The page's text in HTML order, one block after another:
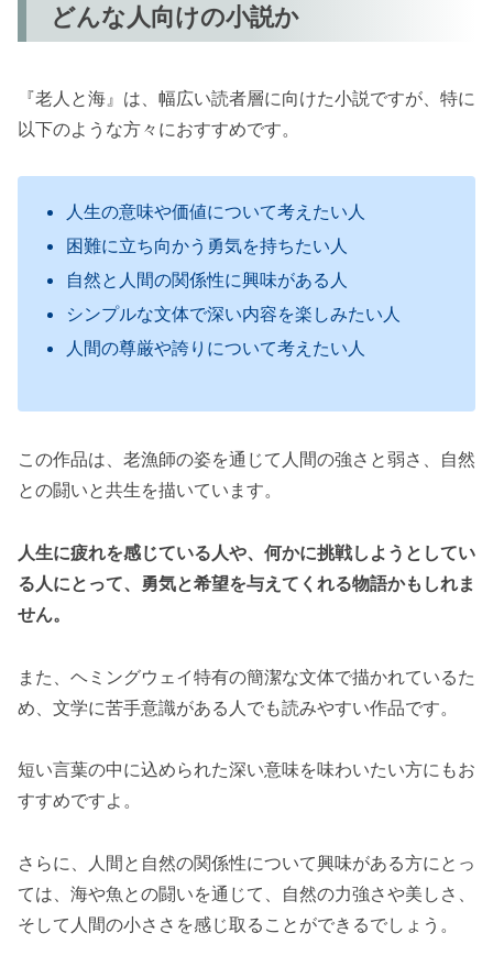
どんな人向けの小説か
『老人と海』は、幅広い読者層に向けた小説ですが、特に
以下のような方々におすすめです。
人生の意味や価値について考えたい人
困難に立ち向かう勇気を持ちたい人
自然と人間の関係性に興味がある人
シンプルな文体で深い内容を楽しみたい人
人間の尊厳や誇りについて考えたい人
この作品は、老漁師の姿を通じて人間の強さと弱さ、自然
との闘いと共生を描いています。
人生に疲れを感じている人や、何かに挑戦しようとしてい
る人にとって、勇気と希望を与えてくれる物語かもしれま
せん。
また、ヘミングウェイ特有の簡潔な文体で描かれているた
め、文学に苦手意識がある人でも読みやすい作品です。
短い言葉の中に込められた深い意味を味わいたい方にもお
すすめですよ。
さらに、人間と自然の関係性について興味がある方にとっ
ては、海や魚との闘いを通じて、自然の力強さや美しさ、
そして人間の小ささを感じ取ることができるでしょう。